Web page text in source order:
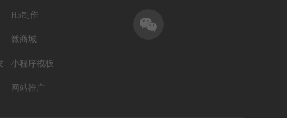
H5制作
微商城
小程序模板
网站推广